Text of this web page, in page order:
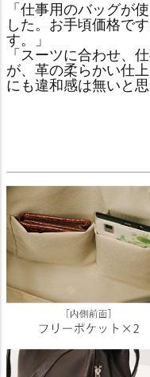
「仕事用のバッグが
した。お手頃価格で
す。」
「スーツに合わせ、
が、革の柔らかい仕
にも違和感は無いと思